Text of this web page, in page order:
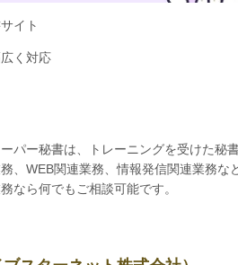
イト
く対応
パー秘書は、トレーニングを受けた秘
、WEB関連業務、情報発信関連業務な
なら何でもご相談可能です。